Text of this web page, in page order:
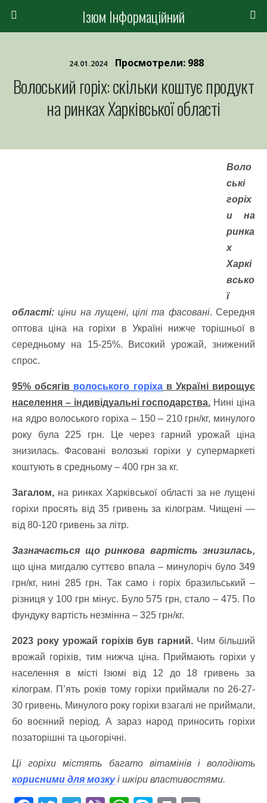
Ізюм Інформаційний
24.01.2024 Просмотрели: 988
Волоський горіх: скільки коштує продукт
на ринках Харківської області
Воло
ські
горіх
и на
ринка
х
Харкі
всько
ї
області: ціни на лущені, цілі та фасовані. Середня
оптова ціна на горіхи в Україні нижче торішньої в
середньому на 15-25%. Високий урожай, знижений
спрос.
95% обсягів волоського горіхав Україні вирощує
населення – індивідуальні господарства. Нині ціна
на ядро волоського горіха – 150 – 210 грн/кг, минулого
року була 225 грн. Це через гарний урожай ціна
знизилась. Фасовані волозькі горіхи у супермаркеті
коштують в средньому – 400 грн за кг.
Загалом, на ринках Харківської області за не лущені
горіхи просять від 35 гривень за кілограм. Чищені —
від 80-120 гривень за літр.
Зазначається що ринкова вартість знизилась,
що ціна мигдалю суттєво впала – минулоріч було 349
грн/кг, нині 285 грн. Так само і горіх бразильський –
різниця у 100 грн мінус. Було 575 грн, стало – 475. По
фундуку вартість незмінна – 325 грн/кг.
2023 року урожай горіхів був гарний. Чим більший
врожай горіхів, тим нижча ціна. Приймають горіхи у
населення в місті Ізюмі від 12 до 18 гривень за
кілограм. П’ять років тому горіхи приймали по 26-27-
30 гривень. Минулого року горіхи взагалі не приймали,
бо воєнний період. А зараз народ приносить горіхи
позаторішні та цьогорічні.
Ці горіхи містять багато вітамінів і володіють
корисними для мозкуі шкіри властивостями.